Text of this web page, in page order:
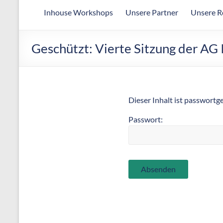
Inhouse Workshops Unsere Partner Unsere
Geschützt: Vierte Sitzung der
Dieser Inhalt ist
Passwort: